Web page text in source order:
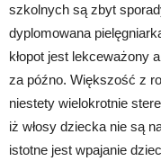
szkolnych są zbyt
dyplomowana
kłopot jest lekceważony
za późno. Większość z
niestety wielokrotnie
iż włosy dziecka nie są
istotne jest wpajanie